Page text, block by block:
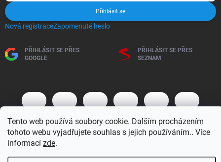
Tento web používá soubory cookie. Dalším procházením
tohoto webu vyjadřujete souhlas s jejich používáním.. Více
informací zde.
Přihlásit se
Nová registraceZapomenuté heslo
PŘIHLÁSIT SE PŘES
GOOGLE
PŘIHLÁSIT SE PŘES
SEZNAM
Copyright 2026BM MOTO s.r.o.. Všechna práva vyhrazena.Upravit